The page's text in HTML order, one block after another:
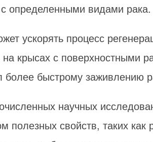
определенными видами рака.
ускорять процесс
крысах с поверхностными
более быстрому заживлению
научных
полезных свойств, таких как